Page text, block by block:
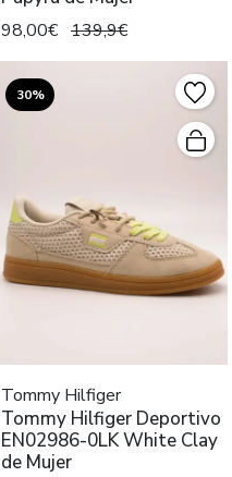
98,00€ 139,9€
30%
Tommy Hilfiger
Tommy Hilfiger Deportivo
EN02986-0LK White Clay
de Mujer